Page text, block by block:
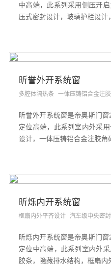
中高端，此系列采用侧压开
压式密封设计，玻璃护栏设计
昕誉外开系统窗
多腔体隔热条 一体压铸铝合金注
昕誉外开系统窗是帝奥斯门
定位高端，此系列室内外采
设计，一体压铸铝合金注胶角
昕烁内开系统窗
框扇内外平齐设计 汽车级中央密
昕烁内开系统窗是帝奥斯门
定位中高端，此系列室内外
胶条，隐藏排水结构，框扇内